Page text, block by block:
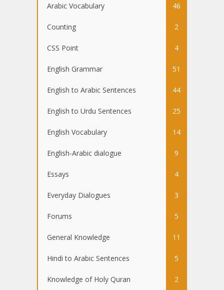
Arabic Vocabulary 46
Counting 2
CSS Point 4
English Grammar 51
English to Arabic Sentences 44
English to Urdu Sentences 25
English Vocabulary 14
English-Arabic dialogue 9
Essays 4
Everyday Dialogues 3
Forums 5
General Knowledge 11
Hindi to Arabic Sentences 5
Knowledge of Holy Quran 2